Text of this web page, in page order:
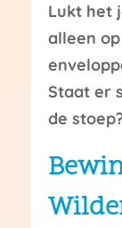
Lukt het
alleen
Staat er
de